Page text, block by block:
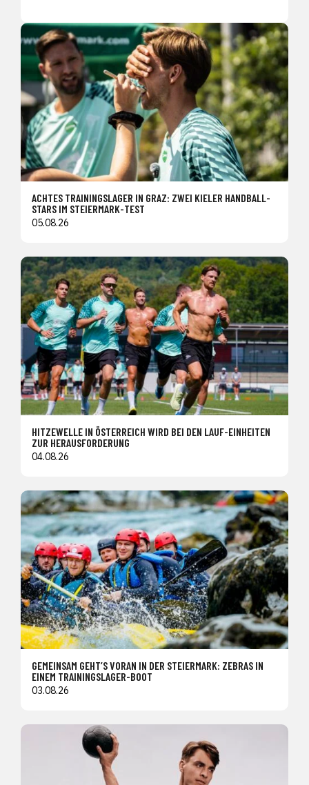
ACHTES TRAININGSLAGER IN GRAZ: ZWEI KIELER HANDBALL-
STARS IM STEIERMARK-TEST
05.08.26
HITZEWELLE IN ÖSTERREICH WIRD BEI DEN LAUF-EINHEITEN
ZUR HERAUSFORDERUNG
04.08.26
GEMEINSAM GEHT’S VORAN IN DER STEIERMARK: ZEBRAS IN
EINEM TRAININGSLAGER-BOOT
03.08.26